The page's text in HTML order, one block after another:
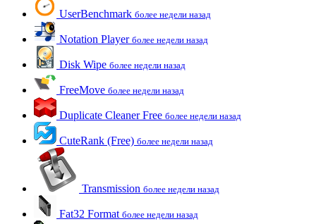
UserBenchmark более недели назад
Notation Player более недели назад
Disk Wipe более недели назад
FreeMove более недели назад
Duplicate Cleaner Free более недели назад
CuteRank (Free) более недели назад
Transmission более недели назад
Fat32 Format более недели назад